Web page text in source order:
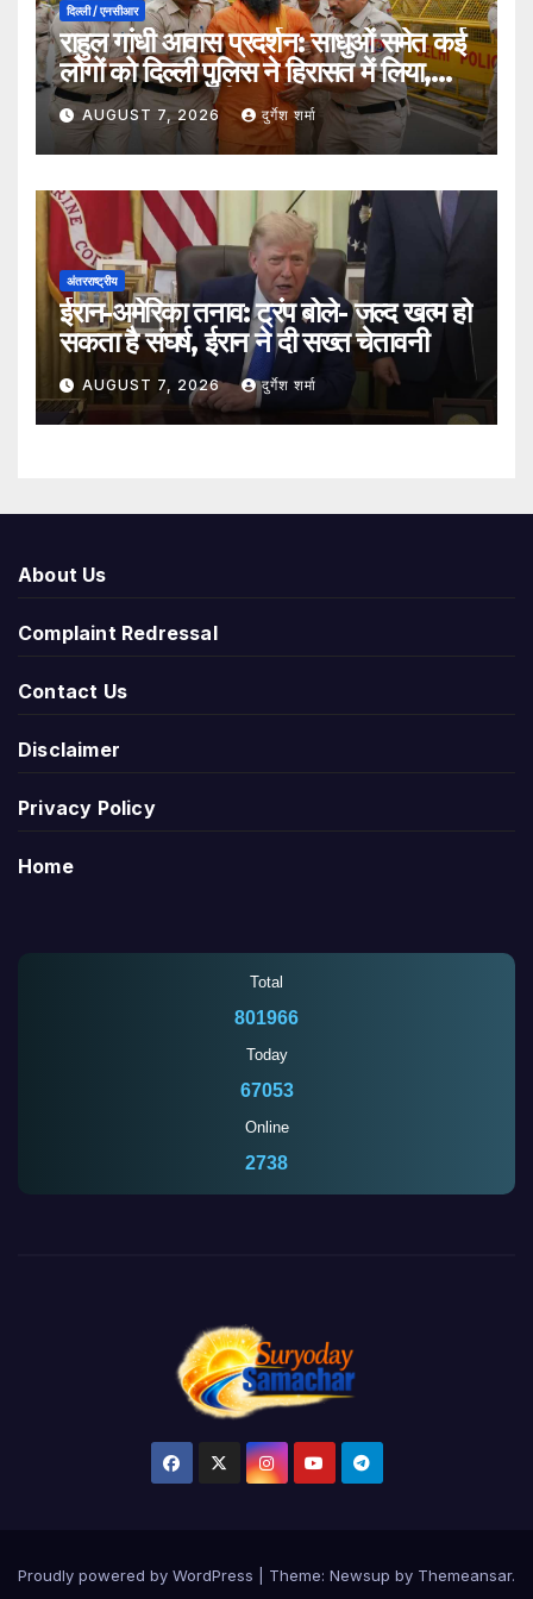
दिल्ली / एनसीआर
राहुल गांधी आवास प्रदर्शन: साधुओं समेत कई
लोगों को दिल्ली पुलिस ने हिरासत में लिया,
सुरक्षा व्यवस्था कड़ी
AUGUST 7, 2026 दुर्गेश शर्मा
अंतरराष्ट्रीय
ईरान-अमेरिका तनाव: ट्रंप बोले- जल्द खत्म हो
सकता है संघर्ष, ईरान ने दी सख्त चेतावनी
AUGUST 7, 2026 दुर्गेश शर्मा
About Us
Complaint Redressal
Contact Us
Disclaimer
Privacy Policy
Home
Total
801966
Today
67053
Online
2741
Proudly powered by WordPress Theme: Newsup by Themeansar.